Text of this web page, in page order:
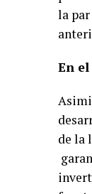
la
En
de la